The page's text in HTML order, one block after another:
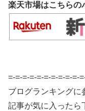
楽天市場はこちらの
=-=-=-=-=-=-=-=-=-=-
ブログランキングに
記事が気に入ったら